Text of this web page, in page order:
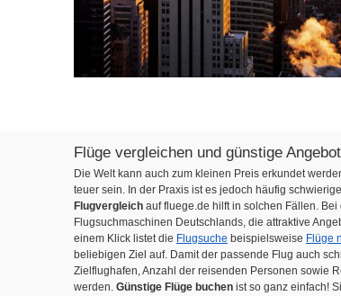
Flüge vergleichen und günstige
Die Welt kann auch zum kleinen Preis erkundet
teuer sein. In der Praxis ist es jedoch häufig
Flugvergleich auf fluege.de hilft in solchen Fällen.
Flugsuchmaschinen Deutschlands, die attraktive
einem Klick listet die Flugsuche beispielsweise Flüge
beliebigen Ziel auf. Damit der passende Flug auch
Zielflughafen, Anzahl der reisenden Personen sowie
werden. Günstige Flüge buchen ist so ganz einfach!